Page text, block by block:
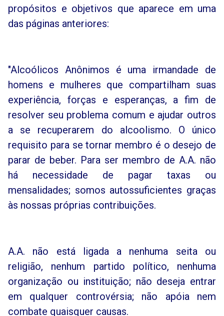
propósitos e objetivos que aparece em uma
das páginas anteriores:
"Alcoólicos Anônimos é uma irmandade de
homens e mulheres que compartilham suas
experiência, forças e esperanças, a fim de
resolver seu problema comum e ajudar outros
a se recuperarem do alcoolismo. O único
requisito para se tornar membro é o desejo de
parar de beber. Para ser membro de A.A. não
há necessidade de pagar taxas ou
mensalidades; somos autossuficientes graças
às nossas próprias contribuições.
A.A. não está ligada a nenhuma seita ou
religião, nenhum partido político, nenhuma
organização ou instituição; não deseja entrar
em qualquer controvérsia; não apóia nem
combate quaisquer causas.